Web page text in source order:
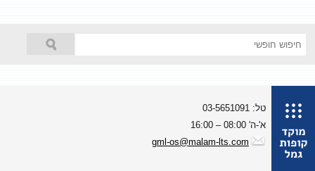
טל: 03-5651091
א'-ה' 08:00 – 16:00
gml-os@malam-lts.com